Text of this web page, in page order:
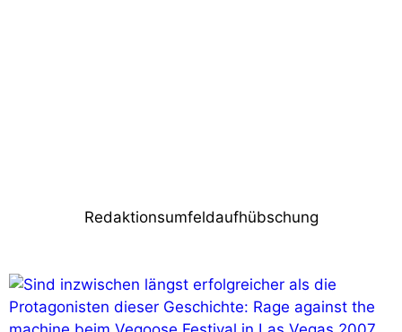
Redaktionsumfeldaufhübschung